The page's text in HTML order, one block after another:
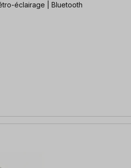
éclairage | Bluetooth